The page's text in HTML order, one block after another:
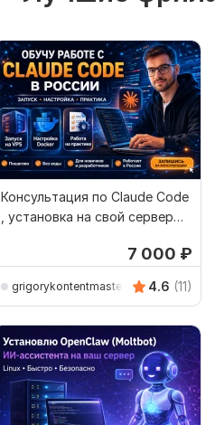
Консультация по Claude Code
, установка на свой сервер
7 000 ₽
grigorykontentmaster 4.6 (11)